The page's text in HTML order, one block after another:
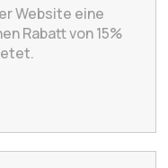
Website eine
Rabatt von 15%